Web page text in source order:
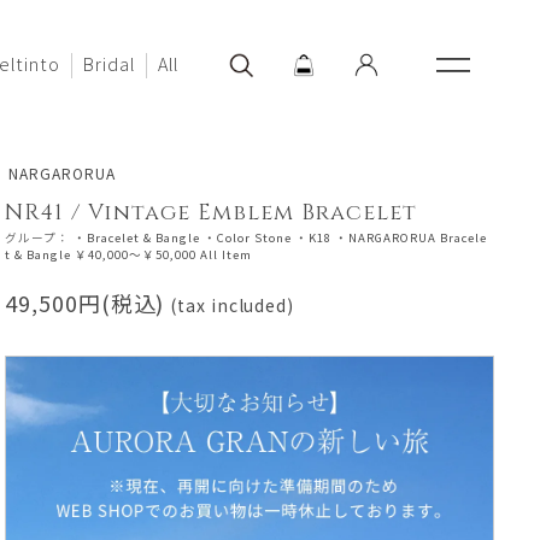
Bridal All
NARGARORUA
NR41 / Vintage Emblem Bracelet
グループ： ・Bracelet & Bangle ・Color Stone ・K18 ・NARGARORUA Bracele
t & Bangle ￥40,000～￥50,000 All Item
49,500円(税込) (tax included)